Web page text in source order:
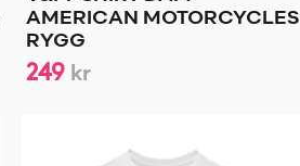
AMERICAN MOTORCYCLES
RYGG
249 kr